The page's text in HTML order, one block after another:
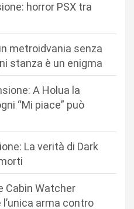
horror PSX tra
metroidvania senza
stanza è un enigma
A Holua la
“Mi piace” può
La verità di Dark
Cabin Watcher
arma contro